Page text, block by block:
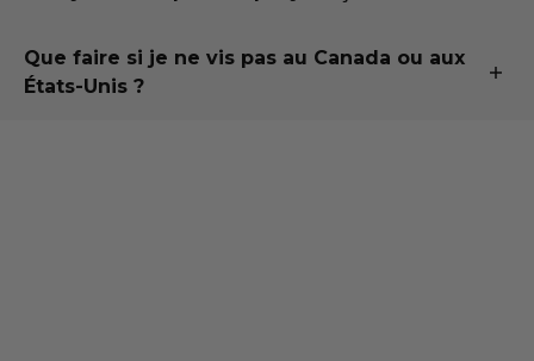
Nous nous engagerons toujours à utiliser uniquement
des matériaux de haute qualité et des pratiques
Vérifiez plus de détails dans nospolitiques d'expédition
et de livraison.
échanger ou retourner votre achat.
Que faire si je ne vis pas au Canada ou aux
États-Unis ?